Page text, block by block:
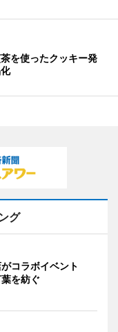
を使ったクッキー発
グ
コラボイベント
を紡ぐ